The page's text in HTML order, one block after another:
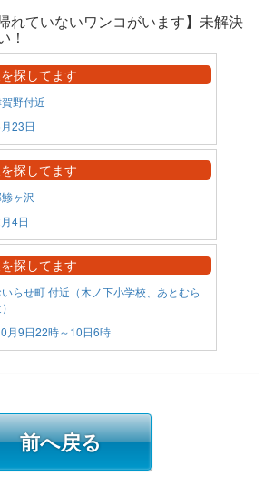
れていないワンコがいます】未解決
！
探してます
野付近
23日
探してます
ヶ沢
4日
探してます
いらせ町 付近（木ノ下小学校、あとむら
月9日22時～10日6時
前へ戻る